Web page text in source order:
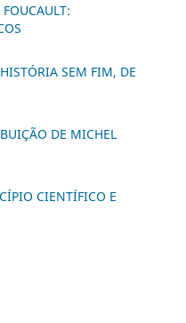
SEM FIM, DE
DE MICHEL
CIENTÍFICO E